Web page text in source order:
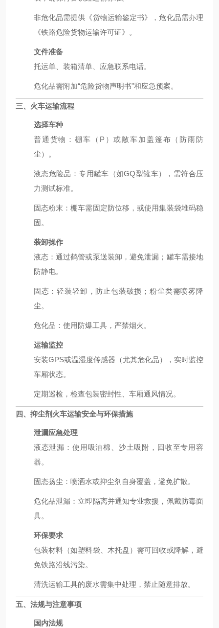
非危化品需提供《货物运输鉴定书》，危化品需办理
《铁路危险货物运输许可证》。
文件准备
托运单、装箱清单、应急联系电话。
危化品需附加“危险货物声明书"和应急预案。
三、火车运输流程
选择车种
普通货物：棚车（P）或敞车加盖篷布（防雨防
尘）。
液态危险品：专用罐车（如GQ型罐车），需符合压
力测试标准。
固态粉末：棚车需固定防位移，或使用集装袋堆码稳
固。
装卸操作
液态：通过鹤管或泵送装卸，避免泄漏；罐车需接地
防静电。
固态：轻装轻卸，防止包装破损；粉尘类需喷雾降
尘。
危化品：使用防爆工具，严禁烟火。
运输监控
安装GPS或温湿度传感器（尤其危化品），实时监控
车厢状态。
定期巡检，检查包装密封性、车厢通风情况。
四、 抑尘剂火车运输安全与环保措施
泄漏应急处理
液态泄漏：使用吸油棉、沙土吸附，回收至专用容
器。
固态扬尘：喷洒水或抑尘剂自身覆盖，避免扩散。
危化品泄漏：立即隔离并通知专业救援，佩戴防毒面
具。
环保要求
包装材料（如塑料袋、木托盘）需可回收或降解，避
免铁路沿线污染。
清洗运输工具的废水需集中处理，禁止随意排放。
五、法规与注意事项
国内法规